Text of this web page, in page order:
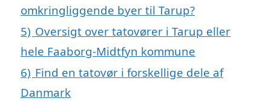
omkringliggende byer til Tarup?
5) Oversigt over tatovører i Tarup eller
hele Faaborg-Midtfyn kommune
6) Find en tatovør i forskellige dele af
Danmark